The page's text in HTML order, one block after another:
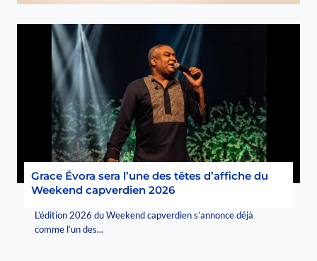
Grace Évora sera l’une des têtes d’affiche du
Weekend capverdien 2026
L’édition 2026 du Weekend capverdien s’annonce déjà
comme l’un des...